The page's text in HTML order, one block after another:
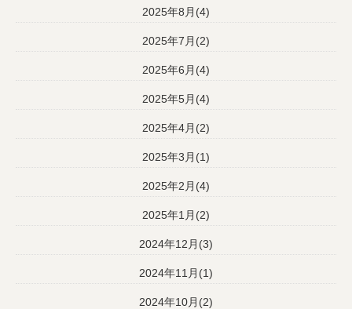
2025年8月(4)
2025年7月(2)
2025年6月(4)
2025年5月(4)
2025年4月(2)
2025年3月(1)
2025年2月(4)
2025年1月(2)
2024年12月(3)
2024年11月(1)
2024年10月(2)